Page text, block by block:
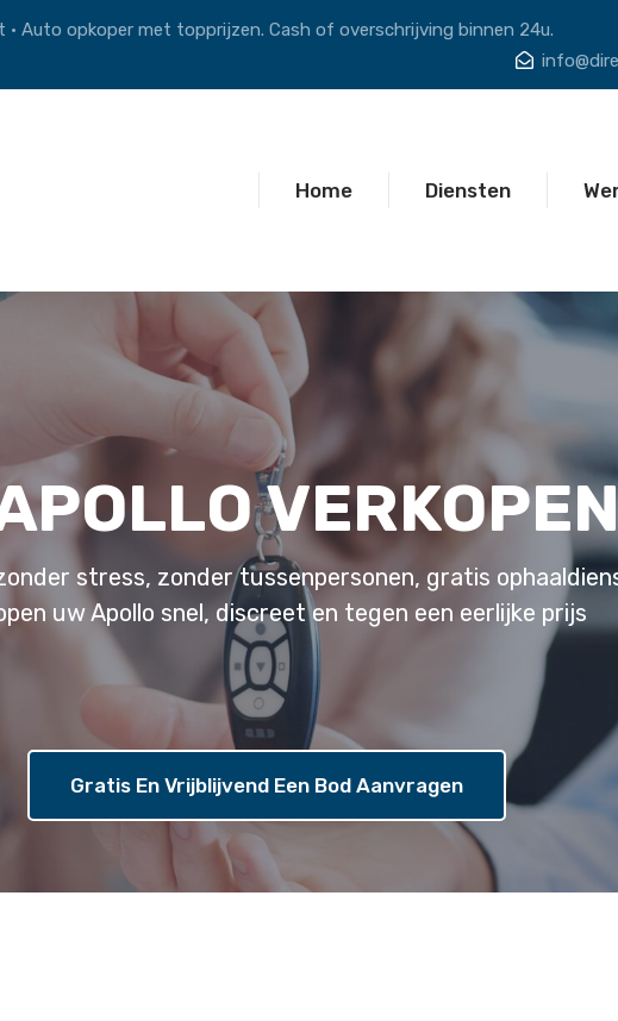
Auto opkoper met topprijzen. Cash of overschrijving binnen 24u.
Home Diensten
stress, zonder tussenpersonen, gratis
uw Apollo snel, discreet en tegen een eerlijke prijs
Gratis En Vrijblijvend Een Bod Aanvragen